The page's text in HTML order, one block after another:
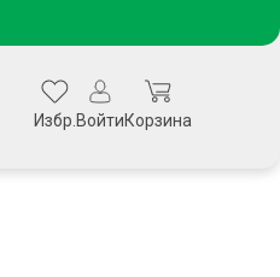
Избр. ВойтиКорзина